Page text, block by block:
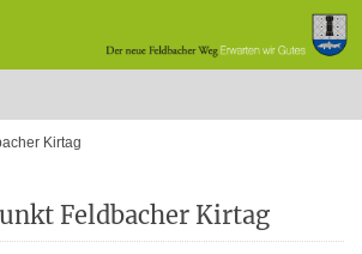
Kirtag
Feldbacher Kirtag